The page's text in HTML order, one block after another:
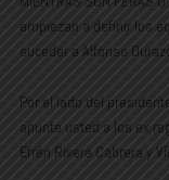
empiezan a definir los
suceder a Alfonso
Por el lado del
apunte usted a los ex
Efrén Rivera Cabrera y